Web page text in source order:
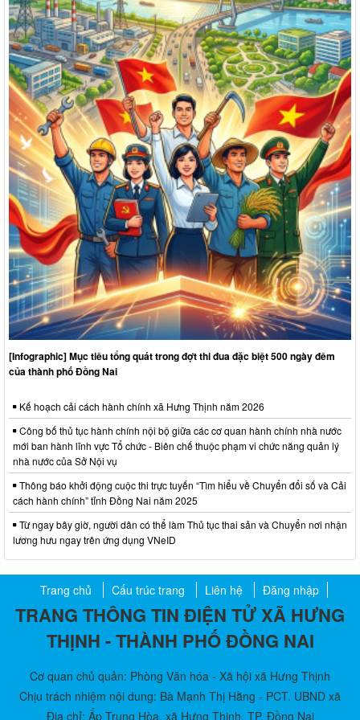
lượt xem: 93 | lượt tải:39
1277/QĐ-UBND
Quyết định về việc phê chuẩn kết quả bầu Chủ tịch, các Phó
Chủ tịch Ủy ban nhân dân xã Hưng Thịnh khóa VII, nhiệm kỳ
2026 - 2031
Thời gian đăng: 13/04/2026
lượt xem: 296 | lượt tải:55
01/NQ-HĐND
Nghị quyết về việc xác nhận kết quả bầu Chủ tịch Hội đồng
nhân dân xã Hưng Thịnh khóa VII, nhiệm kỳ 2026-2031
Thời gian đăng: 17/04/2026
lượt xem: 258 | lượt tải:51
[Infographic] Mục tiêu tổng quát trong đợt thi đua đặc biệt 500 ngày đêm
của thành phố Đồng Nai
Kế hoạch cải cách hành chính xã Hưng Thịnh năm 2026
Công bố thủ tục hành chính nội bộ giữa các cơ quan hành chính nhà nước
mới ban hành lĩnh vực Tổ chức - Biên chế thuộc phạm vi chức năng quản lý
nhà nước của Sở Nội vụ
Thông báo khởi động cuộc thi trực tuyến “Tìm hiểu về Chuyển đổi số và Cải
cách hành chính” tỉnh Đồng Nai năm 2025
Từ ngay bây giờ, người dân có thể làm Thủ tục thai sản và Chuyển nơi nhận
lương hưu ngay trên ứng dụng VNeID
Trang chủ Cấu trúc trang Liên hệ Đăng nhập
TRANG THÔNG TIN ĐIỆN TỬ XÃ HƯNG
THỊNH - THÀNH PHỐ ĐỒNG NAI
Cơ quan chủ quản: Phòng Văn hóa - Xã hội xã Hưng Thịnh
Chịu trách nhiệm nội dung: Bà Mạnh Thị Hằng - PCT. UBND xã
Địa chỉ: Ấp Trung Hòa, xã Hưng Thịnh, TP. Đồng Nai